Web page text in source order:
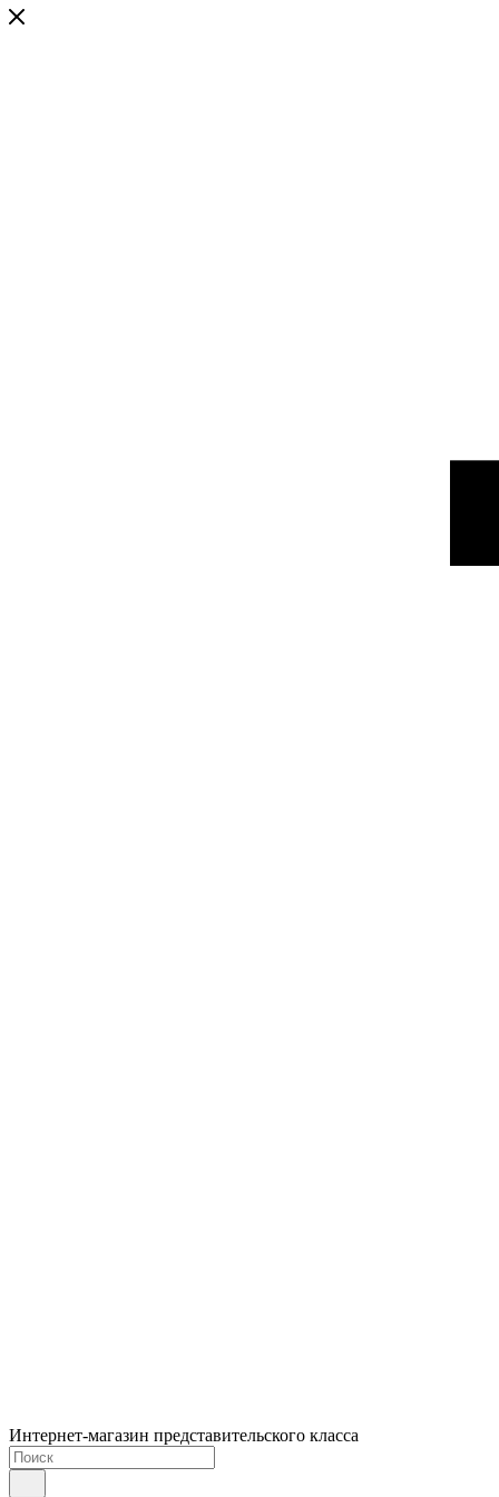
Интернет-магазин представительского класса